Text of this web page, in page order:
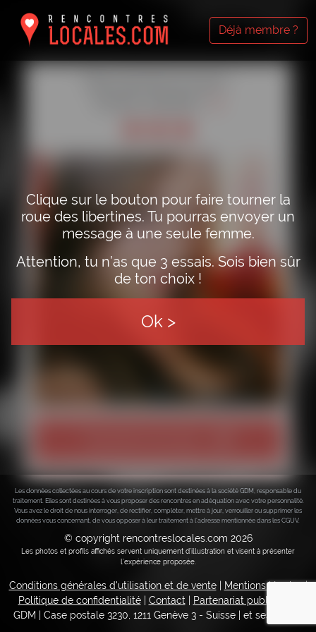
Déjà membre ?
Clique sur le bouton pour faire tourner la
roue des libertines. Tu pourras envoyer un
message à une seule femme.
Attention, tu n’as que 3 essais. Sois bien sûr
de ton choix !
Ok >
Les données collectées au cours de votre inscription sont destinées à la société GDM, responsable du
traitement. Elles sont destinées à vous proposer des rencontres en adéquation avec votre personnalité.
Vous avez le droit de nous interroger, de rectifier, compléter, mettre à jour, verrouiller ou supprimer les
données vous concernant, de vous opposer à leur traitement à l'adresse mentionnée dans les CGUV.
© copyright rencontreslocales.com 2026
Les photos et profils affichés servent uniquement d’illustration et visent à présenter
l’expérience proposée.
Conditions générales d'utilisation et de vente| Mentions légales|
Politique de confidentialité
Contact
Partenariat publicitaire
GDM | Case postale 3230, 1211 Genève 3 - Suisse
et ses filiales